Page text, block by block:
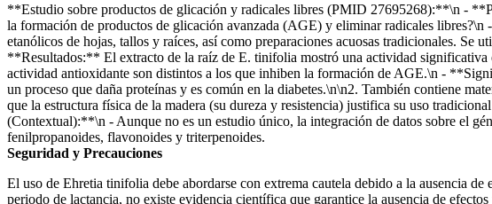
**Estudio sobre productos de glicación y radicales libres (PMID 27695268):**\n -
la formación de productos de glicación avanzada (AGE) y eliminar radicales
etanólicos de hojas, tallos y raíces, así como preparaciones acuosas tradicionales.
**Resultados:** El extracto de la raíz de E. tinifolia mostró una actividad significativa
actividad antioxidante son distintos a los que inhiben la formación de AGE.\n -
un proceso que daña proteínas y es común en la diabetes.\n\n2. También contiene
que la estructura física de la madera (su dureza y resistencia) justifica su uso
(Contextual):**\n - Aunque no es un estudio único, la integración de datos sobre el
fenilpropanoides, flavonoides y triterpenoides.
Seguridad y Precauciones
El uso de Ehretia tinifolia debe abordarse con extrema cautela debido a la ausencia
periodo de lactancia, no existe evidencia científica que garantice la ausencia de